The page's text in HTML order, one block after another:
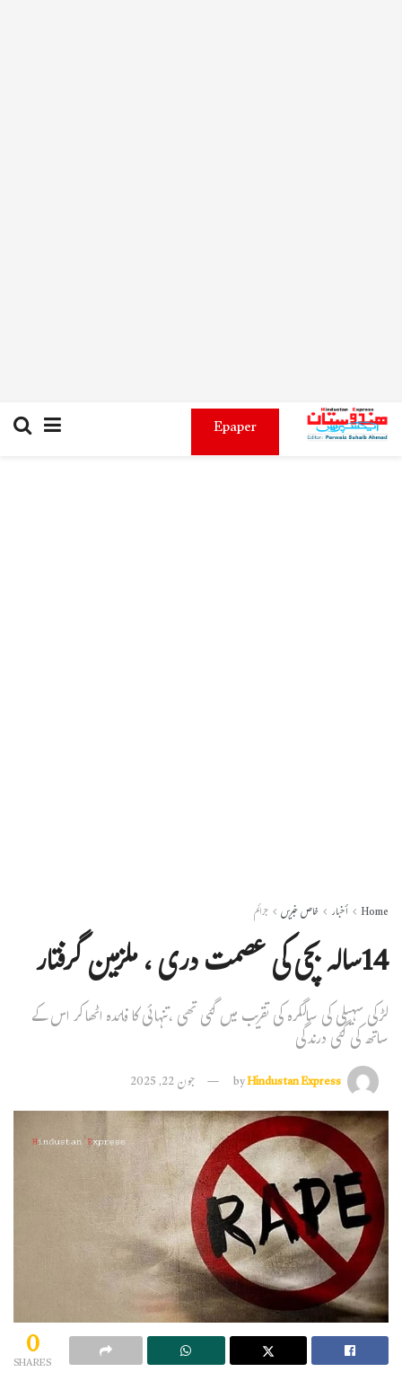
Epaper
Home أخبار خاص خبریں جرائم
14سالہ بچی کی عصمت دری ، ملزمین گرفتار
لڑکی سہیلی کی سالگرہ کی تقریب میں گئی تھی ،تنہائی کا فائدہ اٹھاکر اس کے
ساتھ کی گئی درندگی
byHindustan Express جون 22, 2025
0
SHARES